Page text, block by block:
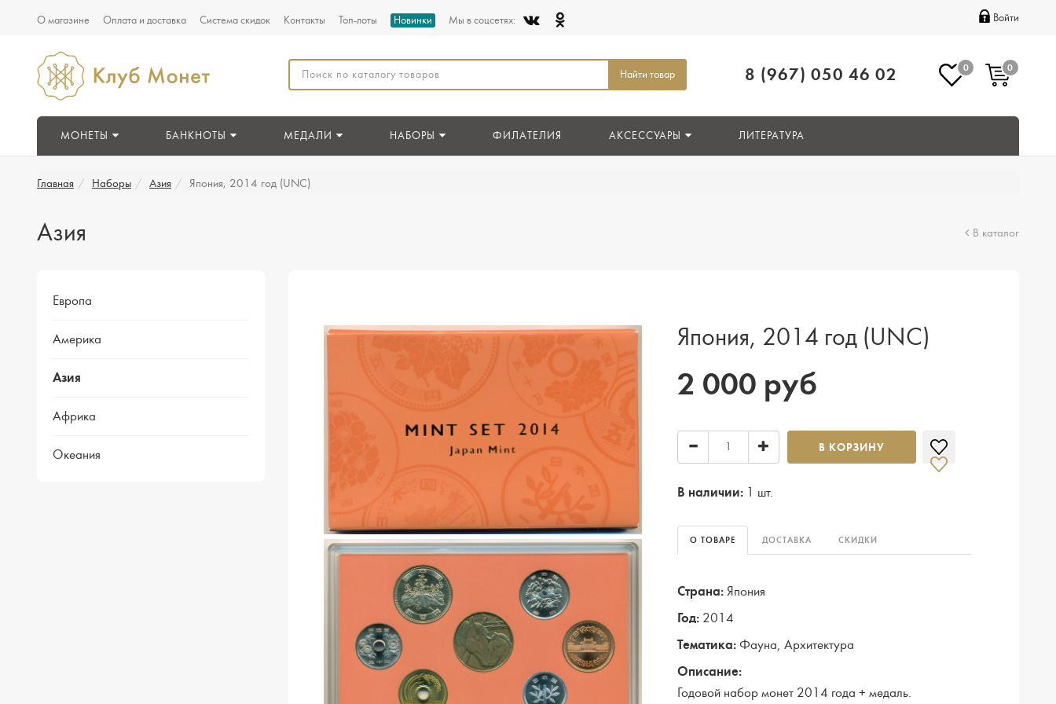
О магазине Оплата и доставка Система скидок Контакты Топ-лоты Новинки Мы в соцсетях: Войти
Найти товар 8 (967) 050 46 02 0 0
МОНЕТЫ БАНКНОТЫ МЕДАЛИ НАБОРЫ ФИЛАТЕЛИЯ АКСЕССУАРЫ ЛИТЕРАТУРА
Главная Наборы Азия Япония, 2014 год (UNC)
Азия В каталог
Европа
Америка
Азия
Африка
Океания
Япония, 2014 год (UNC)
2 000 руб
В КОРЗИНУ
В наличии: 1 шт.
О ТОВАРЕ ДОСТАВКА СКИДКИ
Страна: Япония
Год: 2014
Тематика: Фауна, Архитектура
Описание:
Годовой набор монет 2014 года + медаль.